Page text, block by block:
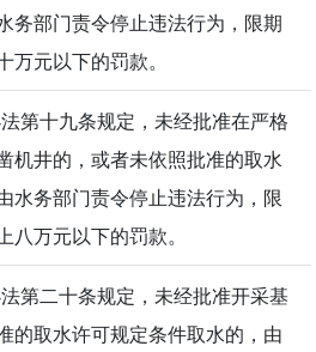
务部门责令停止违法行为，限期
元以下的罚款。
第十九条规定，未经批准在严格
机井的，或者未依照批准的取水
水务部门责令停止违法行为，限
万元以下的罚款。
第二十条规定，未经批准开采基
的取水许可规定条件取水的，由